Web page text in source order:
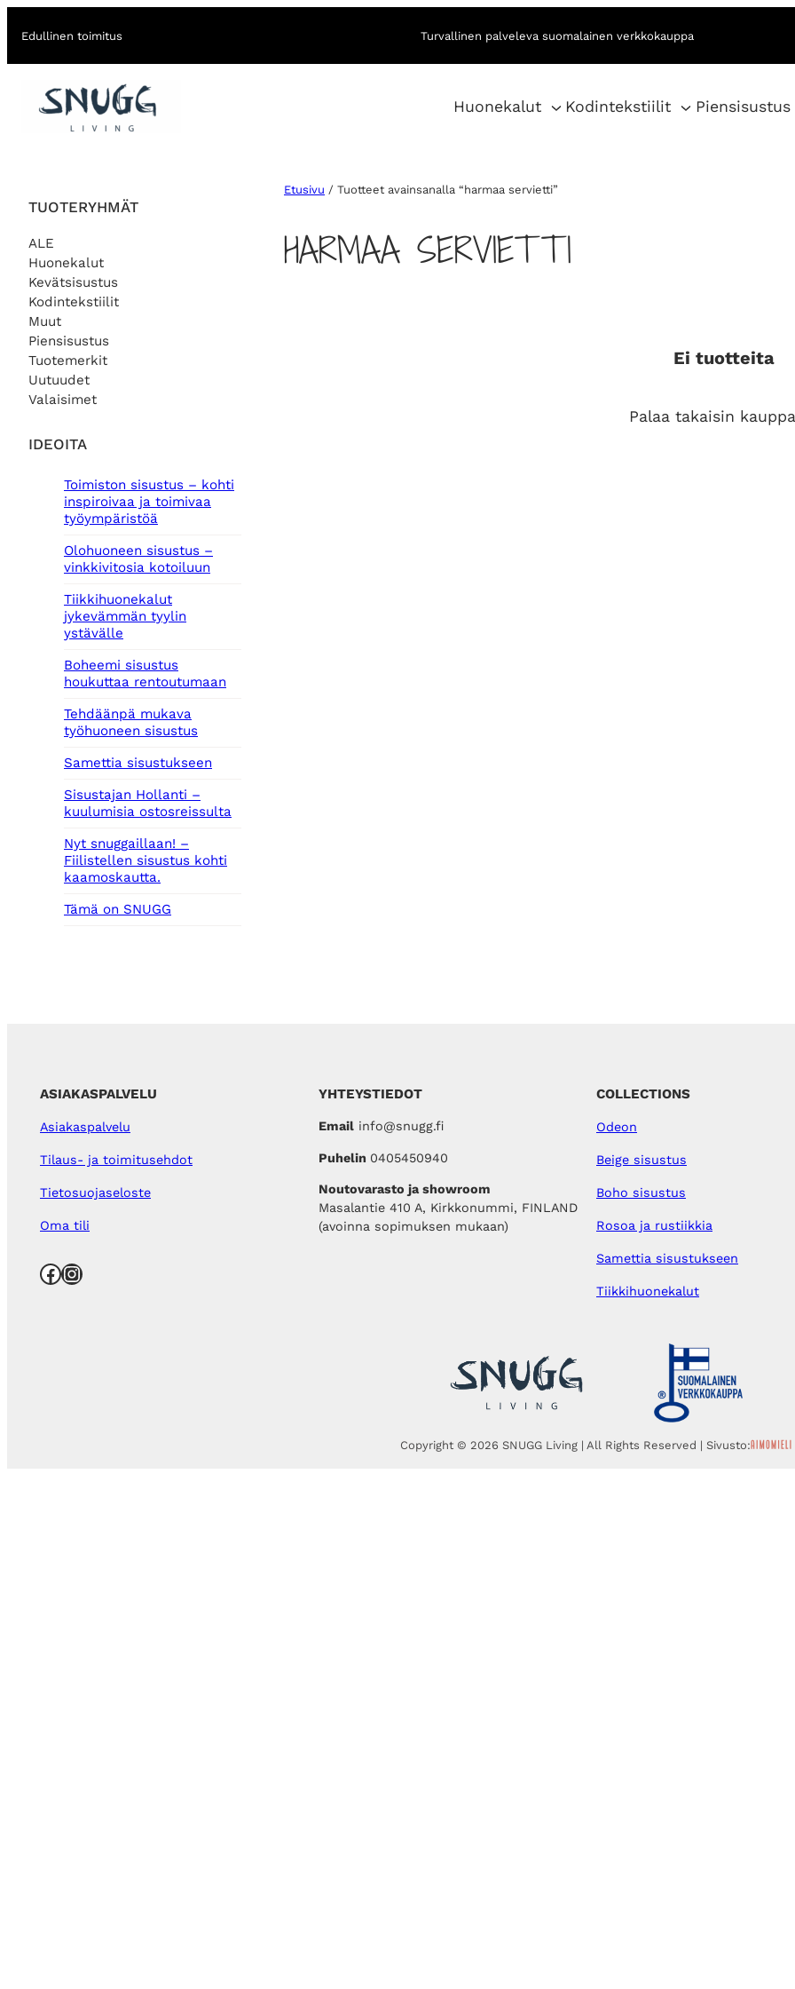
Edullinen toimitus Turvallinen palveleva suomalainen verkkokauppa
Huonekalut Kodintekstiilit Piensisustus
TUOTERYHMÄT
ALE
Huonekalut
Kevätsisustus
Kodintekstiilit
Muut
Piensisustus
Tuotemerkit
Uutuudet
Valaisimet
IDEOITA
Toimiston sisustus – kohti
inspiroivaa ja toimivaa
työympäristöä
Olohuoneen sisustus –
vinkkivitosia kotoiluun
Tiikkihuonekalut
jykevämmän tyylin
ystävälle
Boheemi sisustus
houkuttaa rentoutumaan
Tehdäänpä mukava
työhuoneen sisustus
Samettia sisustukseen
Sisustajan Hollanti –
kuulumisia ostosreissulta
Nyt snuggaillaan! –
Fiilistellen sisustus kohti
kaamoskautta.
Tämä on SNUGG
Etusivu / Tuotteet avainsanalla “harmaa servietti”
HARMAA SERVIETTI
Ei tuotteita
Palaa takaisin
ASIAKASPALVELU
Asiakaspalvelu
Tilaus- ja toimitusehdot
Tietosuojaseloste
Oma tili
Facebook Instagram
YHTEYSTIEDOT
Emailinfo@snugg.fi
Puhelin 0405450940
Noutovarasto ja showroom
Masalantie 410 A, Kirkkonummi, FINLAND
(avoinna sopimuksen mukaan)
COLLECTIONS
Odeon
Beige sisustus
Boho sisustus
Rosoa ja rustiikkia
Samettia sisustukseen
Tiikkihuonekalut
Copyright © 2026 SNUGG Living | All Rights Reserved | Sivusto: